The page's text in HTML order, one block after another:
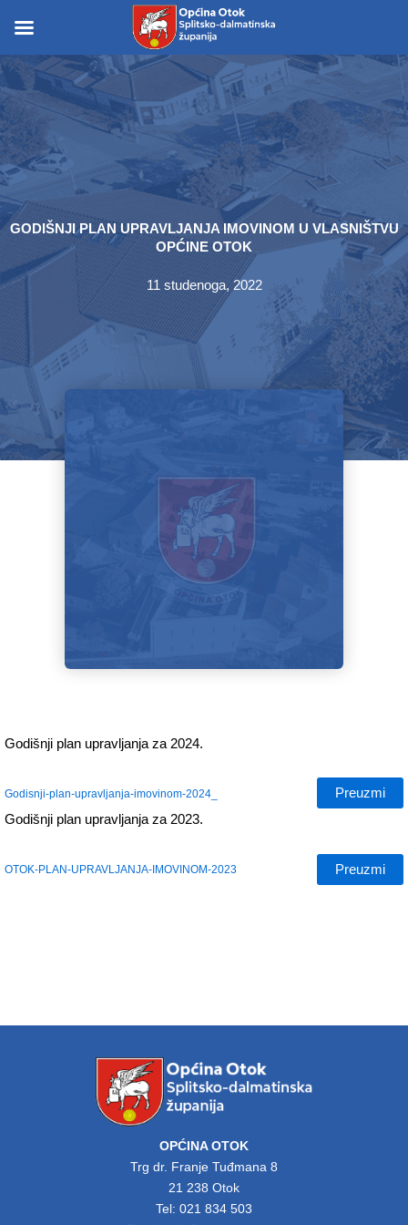
content
content
GODIŠNJI PLAN UPRAVLJANJA IMOVINOM U VLASNIŠTVU
OPĆINE OTOK
11 studenoga, 2022
Godišnji plan upravljanja za 2024.
Godisnji-plan-upravljanja-imovinom-2024_
Preuzmi
Godišnji plan upravljanja za 2023.
OTOK-PLAN-UPRAVLJANJA-IMOVINOM-2023 Preuzmi
OPĆINA OTOK
Trg dr. Franje Tuđmana 8
21 238 Otok
Tel: 021 834 503